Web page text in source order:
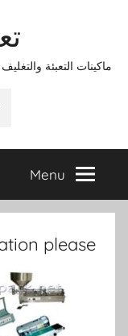
ماكينات التعبئة والتغليف 01211116954 – 01211116956 –
Menu
please